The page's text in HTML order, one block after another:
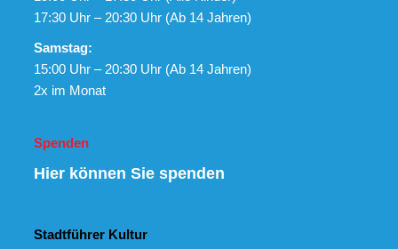
17:30 Uhr – 20:30 Uhr (Ab 14 Jahren)
Samstag:
15:00 Uhr – 20:30 Uhr (Ab 14 Jahren)
2x im Monat
Spenden
Hier können Sie spenden
Stadtführer Kultur